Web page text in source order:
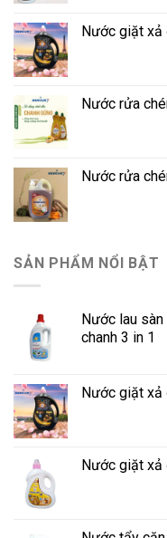
Nước giặt xả
Nước rửa
Nước rửa
SẢN PHẨM NỔI BẬT
Nước lau
chanh 3 in 1
Nước giặt xả
Nước giặt xả